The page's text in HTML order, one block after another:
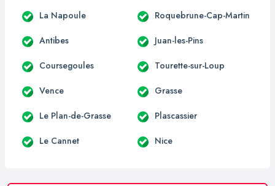
La Napoule Roquebrune-Cap-Martin
Antibes Juan-les-Pins
Coursegoules Tourette-sur-Loup
Vence Grasse
Le Plan-de-Grasse Plascassier
Le Cannet Nice